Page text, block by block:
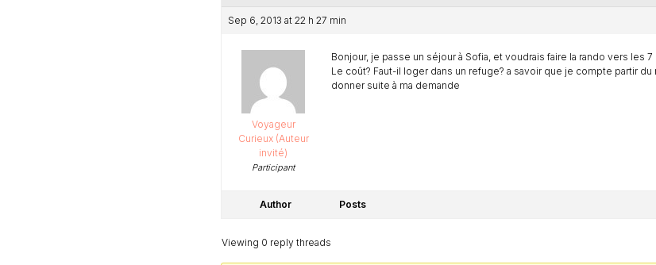
Sep 6, 2013 at 22 h 27 min
Voyageur
Curieux (Auteur
invité)
Participant
Bonjour, je passe un séjour à Sofia, et voudrais faire la rando vers les
Le coût? Faut-il loger dans un refuge? a savoir que je compte partir
donner suite à ma demande
Author Posts
Viewing 0 reply threads